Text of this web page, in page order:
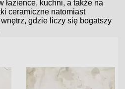
łazience, kuchni, a także na
ceramiczne natomiast
gdzie liczy się bogatszy